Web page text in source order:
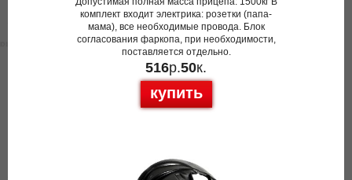
комплект входит электрика: розетки (папа-
мама), все необходимые провода. Блок
согласования фаркопа, при необходимости,
поставляется отдельно.
516р.50к.
купить